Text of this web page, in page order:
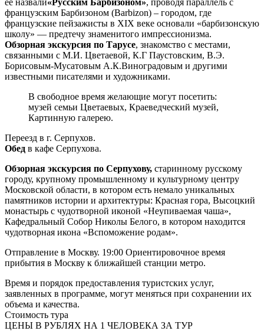
французским Барбизоном (Barbizon) – городом, где
французские пейзажисты в XIX веке основали «барбизонскую
школу» — предтечу знаменитого импрессионизма.
Обзорная экскурсия по Тарусе, знакомство с местами,
связанными с М.И. Цветаевой, К.Г Паустовским, В.Э.
Борисовым-Мусатовым А.К.Виноградовым и другими
известными писателями и художниками.
В свободное время желающие могут посетить:
музей семьи Цветаевых, Краеведческий музей,
Картинную галерею.
Переезд в г. Серпухов.
Обед в кафе Серпухова.
Обзорная экскурсия по Серпухову, старинному русскому
городу, крупному промышленному и культурному центру
Московской области, в котором есть немало уникальных
памятников истории и архитектуры: Красная гора, Высоцкий
монастырь с чудотворной иконой «Неупиваемая чаша»,
Кафедральный Собор Николы Белого, в котором находится
чудотворная икона «Вспоможение родам».
Отправление в Москву. 19:00 Ориентировочное время
прибытия в Москву к ближайшей станции метро.
Время и порядок предоставления туристских услуг,
заявленных в программе, могут меняться при сохранении их
объема и качества.
Стоимость тура
ЦЕНЫ В РУБЛЯХ НА 1 ЧЕЛОВЕКА ЗА ТУР